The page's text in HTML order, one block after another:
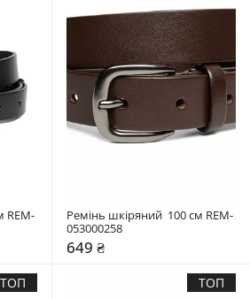
REM-
Ремінь шкіряний  100 см REM-
053000258
649 ₴
ТОП ТОП